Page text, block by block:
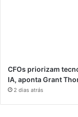
CFOs priorizam
IA, aponta Grant
2 dias atrás